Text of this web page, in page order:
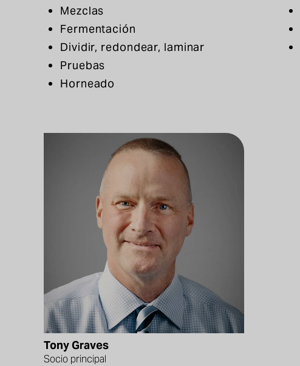
Mezclas
Fermentación
Dividir, redondear, laminar
Pruebas
Horneado
Tony Graves
Socio principal